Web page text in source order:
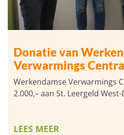
Donatie van
Verwarmings
Werkendamse Verwarmings
2.000,– aan St. Leergeld
LEES MEER